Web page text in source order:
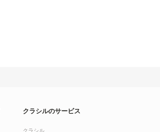
クラシルのサービス
クラシル